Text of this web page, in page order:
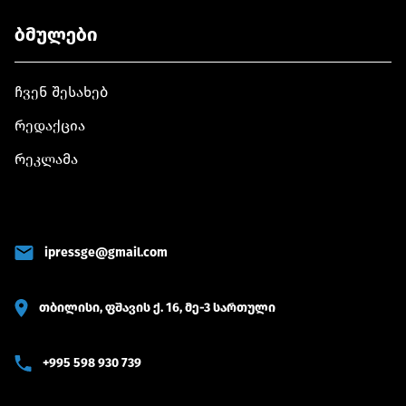
ბმულები
ჩვენ შესახებ
რედაქცია
რეკლამა
ipressge@gmail.com
თბილისი, ფშავის ქ. 16, მე-3 სართული
+995 598 930 739